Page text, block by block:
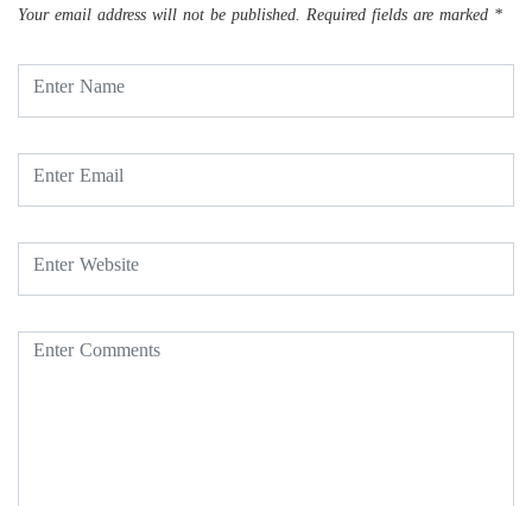
Your email address will not be published. Required fields are marked *